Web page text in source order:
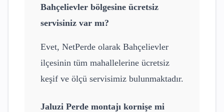
Bahçelievler bölgesine ücretsiz
servisiniz var mı?
Evet, NetPerde olarak Bahçelievler
ilçesinin tüm mahallelerine ücretsiz
keşif ve ölçü servisimiz bulunmaktadır.
Jaluzi Perde montajı kornişe mi